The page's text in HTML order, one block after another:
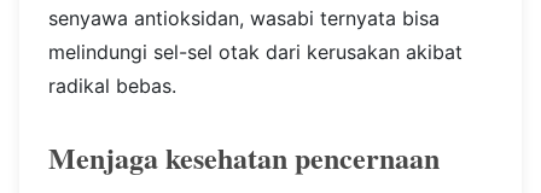
senyawa antioksidan, wasabi ternyata bisa
melindungi sel-sel otak dari kerusakan akibat
radikal bebas.
Menjaga kesehatan pencernaan